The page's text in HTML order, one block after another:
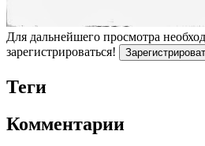
Для дальнейшего просмотра
зарегистрироваться!
Теги
Комментарии